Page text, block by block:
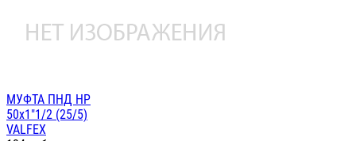
МУФТА ПНД НР
50х1"1/2 (25/5)
VALFEX